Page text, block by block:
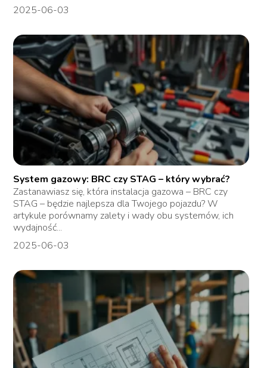
2025-06-03
System gazowy: BRC czy STAG – który wybrać?
Zastanawiasz się, która instalacja gazowa – BRC czy
STAG – będzie najlepsza dla Twojego pojazdu? W
artykule porównamy zalety i wady obu systemów, ich
wydajność...
2025-06-03